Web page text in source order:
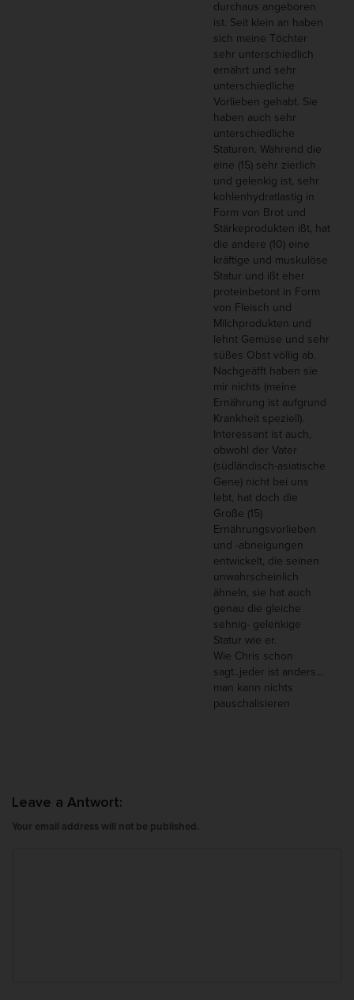
durchaus angeboren
ist. Seit klein an haben
sich meine Töchter
sehr unterschiedlich
ernährt und sehr
unterschiedliche
Vorlieben gehabt. Sie
haben auch sehr
unterschiedliche
Staturen. Während die
eine (15) sehr zierlich
und gelenkig ist, sehr
kohlenhydratlastig in
Form von Brot und
Stärkeprodukten ißt, hat
die andere (10) eine
kräftige und muskulöse
Statur und ißt eher
proteinbetont in Form
von Fleisch und
Milchprodukten und
lehnt Gemüse und sehr
süßes Obst völlig ab.
Nachgeäfft haben sie
mir nichts (meine
Ernährung ist aufgrund
Krankheit speziell).
Interessant ist auch,
obwohl der Vater
(südländisch-asiatische
Gene) nicht bei uns
lebt, hat doch die
Große (15)
Ernährungsvorlieben
und -abneigungen
entwickelt, die seinen
unwahrscheinlich
ähneln, sie hat auch
genau die gleiche
sehnig- gelenkige
Statur wie er.
Wie Chris schon
sagt..jeder ist anders…
man kann nichts
pauschalisieren
Leave a Antwort:
Your email address will not be published.